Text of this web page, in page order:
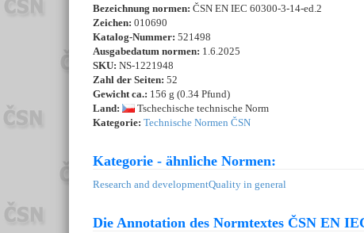
Bezeichnung normen: ČSN EN IEC 60300-3-14-ed.2
Zeichen: 010690
Katalog-Nummer: 521498
Ausgabedatum normen: 1.6.2025
SKU: NS-1221948
Zahl der Seiten: 52
Gewicht ca.: 156 g (0.34 Pfund)
Land:
Tschechische technische Norm
Kategorie: Technische Normen ČSN
Kategorie - ähnliche Normen:
Research and developmentQuality in general
Die Annotation des Normtextes ČSN EN